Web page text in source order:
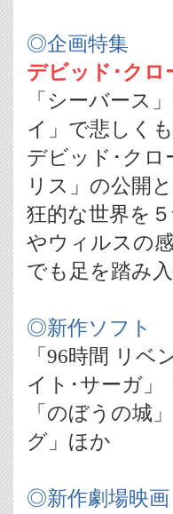
◎企画特集
デビッド･クロ
「シーバース
イ」で悲しく
デビッド･クロ
リス」の公開
狂的な世界を
やウィルスの
でも足を踏み
◎新作ソフト
「96時間 リ
イト･サーガ」
「のぼうの城
グ」ほか
◎新作劇場映画